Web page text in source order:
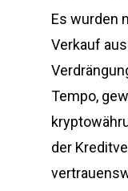
Es wurden
Verkauf
Tempo,
der